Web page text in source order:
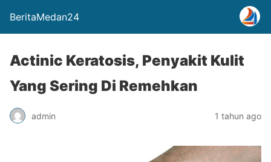
BeritaMedan24
Actinic Keratosis, Penyakit Kulit
Yang Sering Di Remehkan
admin 1 tahun ago